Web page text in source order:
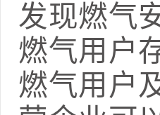
发现燃气
燃气用户
燃气用户